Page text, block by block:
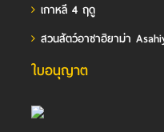
เกาหลี 4 ฤดู
สวนสัตว์อาซาฮิยาม่า
ใบอนุญาต